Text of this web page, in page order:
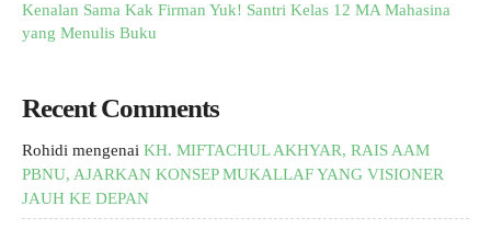
Kenalan Sama Kak Firman Yuk! Santri Kelas 12 MA Mahasina
yang Menulis Buku
Recent Comments
Rohidi mengenai KH. MIFTACHUL AKHYAR, RAIS AAM
PBNU, AJARKAN KONSEP MUKALLAF YANG VISIONER
JAUH KE DEPAN